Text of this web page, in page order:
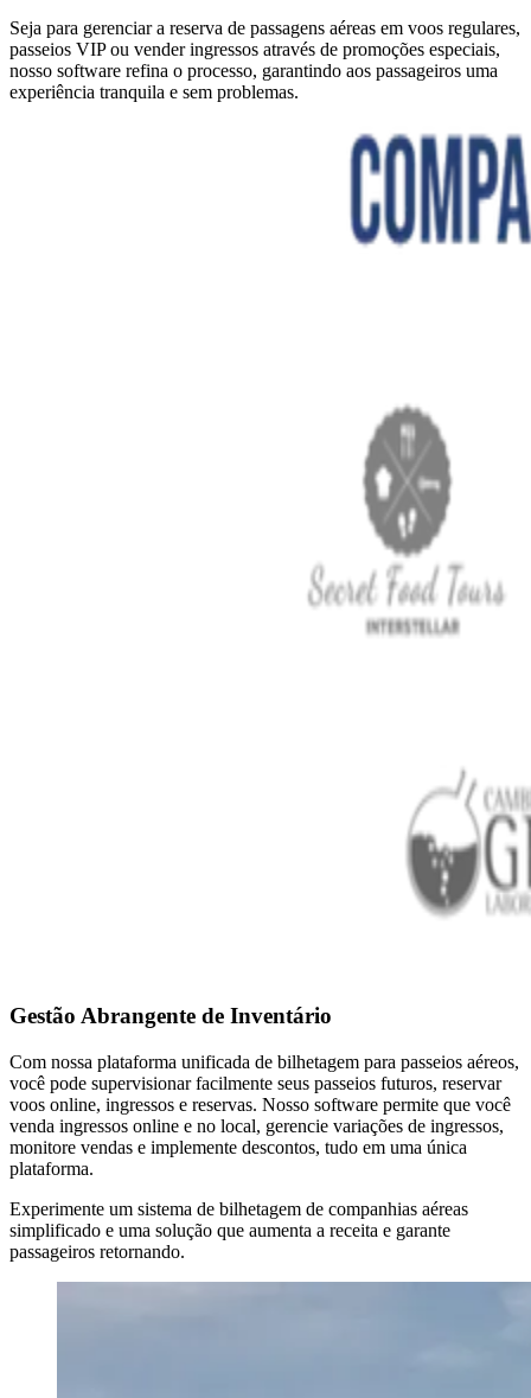
Seja para gerenciar a reserva de passagens aéreas em voos regulares,
passeios VIP ou vender ingressos através de promoções especiais,
nosso software refina o processo, garantindo aos passageiros uma
experiência tranquila e sem problemas.
Gestão Abrangente de Inventário
Com nossa plataforma unificada de bilhetagem para passeios aéreos,
você pode supervisionar facilmente seus passeios futuros, reservar
voos online, ingressos e reservas. Nosso software permite que você
venda ingressos online e no local, gerencie variações de ingressos,
monitore vendas e implemente descontos, tudo em uma única
plataforma.
Experimente um sistema de bilhetagem de companhias aéreas
simplificado e uma solução que aumenta a receita e garante
passageiros retornando.